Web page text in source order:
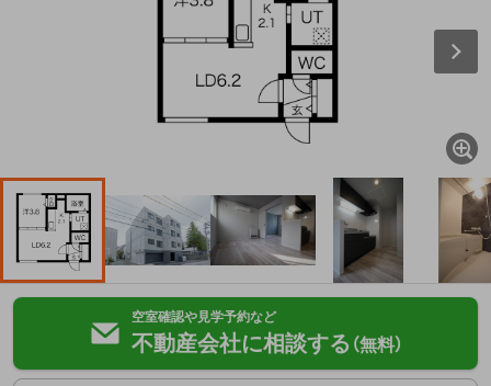
空室確認や見学予約など
不動産会社に相談する （無料）